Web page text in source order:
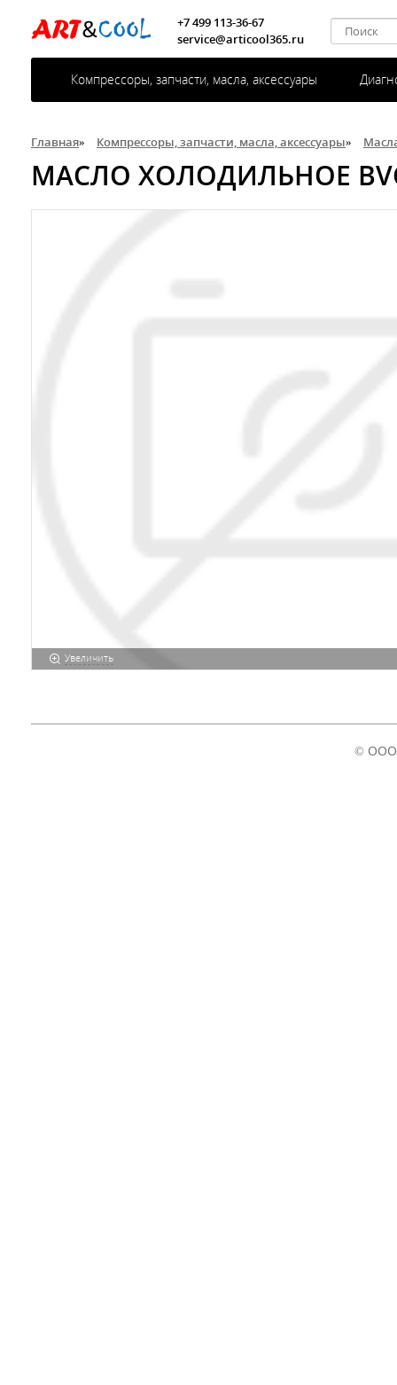
Компрессоры, запчасти, масла, аксессуары
+7 499 113-36-67
service@articool365.ru
Главная» Компрессоры, запчасти, масла, аксессуары»
МАСЛО ХОЛОДИЛЬНОЕ
Увеличить
© ООО